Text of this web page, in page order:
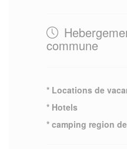
commune
* Locations de
* Hotels
* camping region